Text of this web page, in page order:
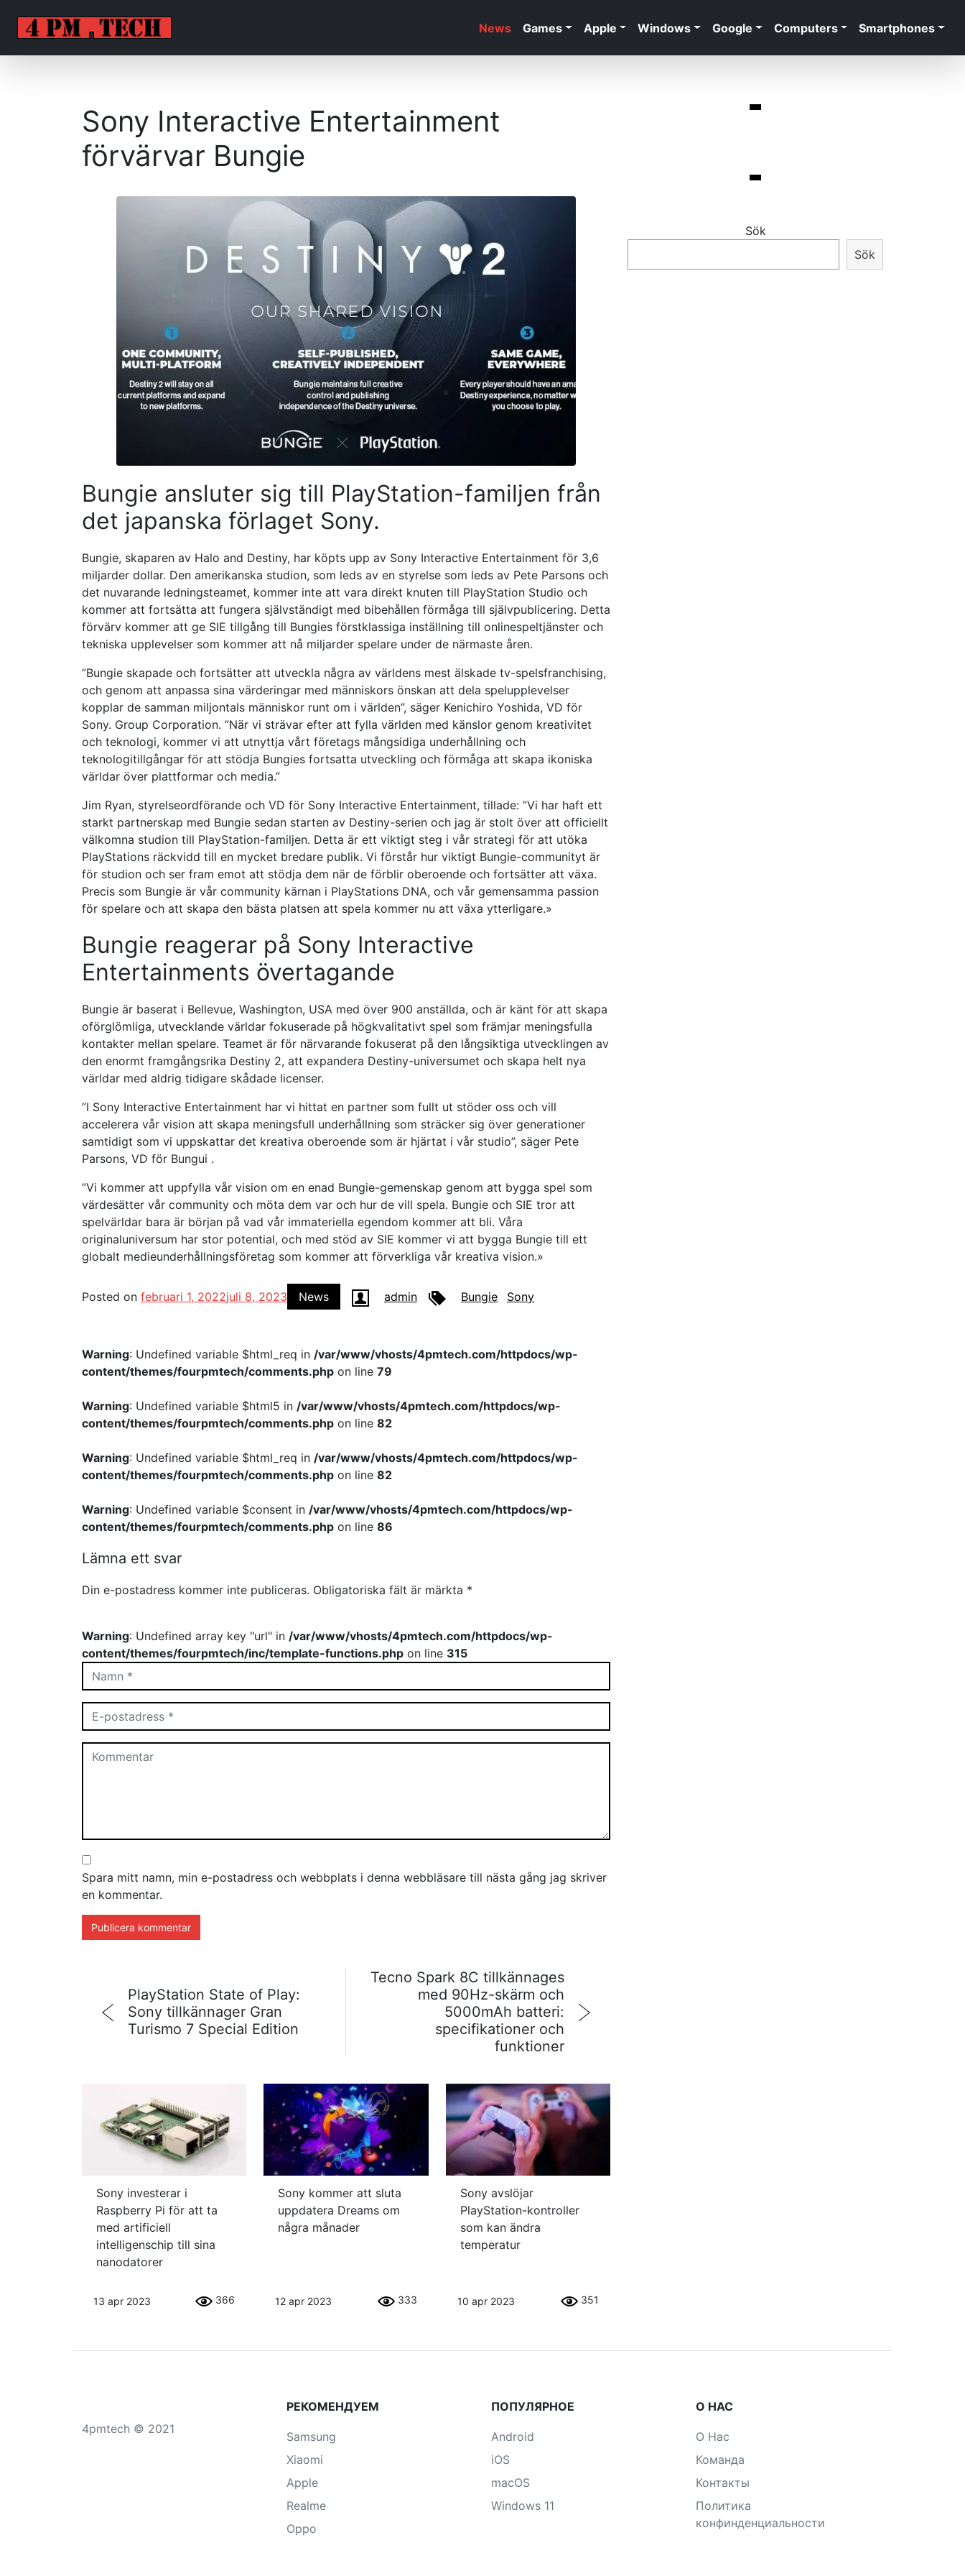
News Games Apple Windows Google Computers Smartphones
Sony Interactive Entertainment
förvärvar Bungie
Bungie ansluter sig till PlayStation-familjen från
det japanska förlaget Sony.
Bungie, skaparen av Halo and Destiny, har köpts upp av Sony Interactive Entertainment för 3,6
miljarder dollar. Den amerikanska studion, som leds av en styrelse som leds av Pete Parsons och
det nuvarande ledningsteamet, kommer inte att vara direkt knuten till PlayStation Studio och
kommer att fortsätta att fungera självständigt med bibehållen förmåga till självpublicering. Detta
förvärv kommer att ge SIE tillgång till Bungies förstklassiga inställning till onlinespeltjänster och
tekniska upplevelser som kommer att nå miljarder spelare under de närmaste åren.
”Bungie skapade och fortsätter att utveckla några av världens mest älskade tv-spelsfranchising,
och genom att anpassa sina värderingar med människors önskan att dela spelupplevelser
kopplar de samman miljontals människor runt om i världen”, säger Kenichiro Yoshida, VD för
Sony. Group Corporation. ”När vi strävar efter att fylla världen med känslor genom kreativitet
och teknologi, kommer vi att utnyttja vårt företags mångsidiga underhållning och
teknologitillgångar för att stödja Bungies fortsatta utveckling och förmåga att skapa ikoniska
världar över plattformar och media.”
Jim Ryan, styrelseordförande och VD för Sony Interactive Entertainment, tillade: ”Vi har haft ett
starkt partnerskap med Bungie sedan starten av Destiny-serien och jag är stolt över att officiellt
välkomna studion till PlayStation-familjen. Detta är ett viktigt steg i vår strategi för att utöka
PlayStations räckvidd till en mycket bredare publik. Vi förstår hur viktigt Bungie-communityt är
för studion och ser fram emot att stödja dem när de förblir oberoende och fortsätter att växa.
Precis som Bungie är vår community kärnan i PlayStations DNA, och vår gemensamma passion
för spelare och att skapa den bästa platsen att spela kommer nu att växa ytterligare.»
Bungie reagerar på Sony Interactive
Entertainments övertagande
Bungie är baserat i Bellevue, Washington, USA med över 900 anställda, och är känt för att skapa
oförglömliga, utvecklande världar fokuserade på högkvalitativt spel som främjar meningsfulla
kontakter mellan spelare. Teamet är för närvarande fokuserat på den långsiktiga utvecklingen av
den enormt framgångsrika Destiny 2, att expandera Destiny-universumet och skapa helt nya
världar med aldrig tidigare skådade licenser.
”I Sony Interactive Entertainment har vi hittat en partner som fullt ut stöder oss och vill
accelerera vår vision att skapa meningsfull underhållning som sträcker sig över generationer
samtidigt som vi uppskattar det kreativa oberoende som är hjärtat i vår studio”, säger Pete
Parsons, VD för Bungui .
”Vi kommer att uppfylla vår vision om en enad Bungie-gemenskap genom att bygga spel som
värdesätter vår community och möta dem var och hur de vill spela. Bungie och SIE tror att
spelvärldar bara är början på vad vår immateriella egendom kommer att bli. Våra
originaluniversum har stor potential, och med stöd av SIE kommer vi att bygga Bungie till ett
globalt medieunderhållningsföretag som kommer att förverkliga vår kreativa vision.»
Posted on februari 1, 2022juli 8, 2023 News admin Bungie Sony
Warning: Undefined variable $html_req in /var/www/vhosts/4pmtech.com/httpdocs/wp-
content/themes/fourpmtech/comments.php on line 79
Warning: Undefined variable $html5 in /var/www/vhosts/4pmtech.com/httpdocs/wp-
content/themes/fourpmtech/comments.php on line 82
Warning: Undefined variable $html_req in /var/www/vhosts/4pmtech.com/httpdocs/wp-
content/themes/fourpmtech/comments.php on line 82
Warning: Undefined variable $consent in /var/www/vhosts/4pmtech.com/httpdocs/wp-
content/themes/fourpmtech/comments.php on line 86
Lämna ett svar
Din e-postadress kommer inte publiceras. Obligatoriska fält är märkta *
Warning: Undefined array key "url" in /var/www/vhosts/4pmtech.com/httpdocs/wp-
content/themes/fourpmtech/inc/template-functions.php on line 315
Spara mitt namn, min e-postadress och webbplats i denna webbläsare till nästa gång jag skriver
en kommentar.
PlayStation State of Play:
Sony tillkännager Gran
Turismo 7 Special Edition
Tecno Spark 8C tillkännages
med 90Hz-skärm och
5000mAh batteri:
specifikationer och
funktioner
Sony investerar i
Raspberry Pi för att ta
med artificiell
intelligenschip till sina
nanodatorer
13 apr 2023 366
Sony kommer att sluta
uppdatera Dreams om
några månader
12 apr 2023 333
Sony avslöjar
PlayStation-kontroller
som kan ändra
temperatur
10 apr 2023 351
Sök
Sök
4pmtech © 2021
РЕКОМЕНДУЕМ
Samsung
Xiaomi
Apple
Realme
Oppo
ПОПУЛЯРНОЕ
Android
iOS
macOS
Windows 11
О НАС
О Нас
Команда
Контакты
Политика
конфинденциальности